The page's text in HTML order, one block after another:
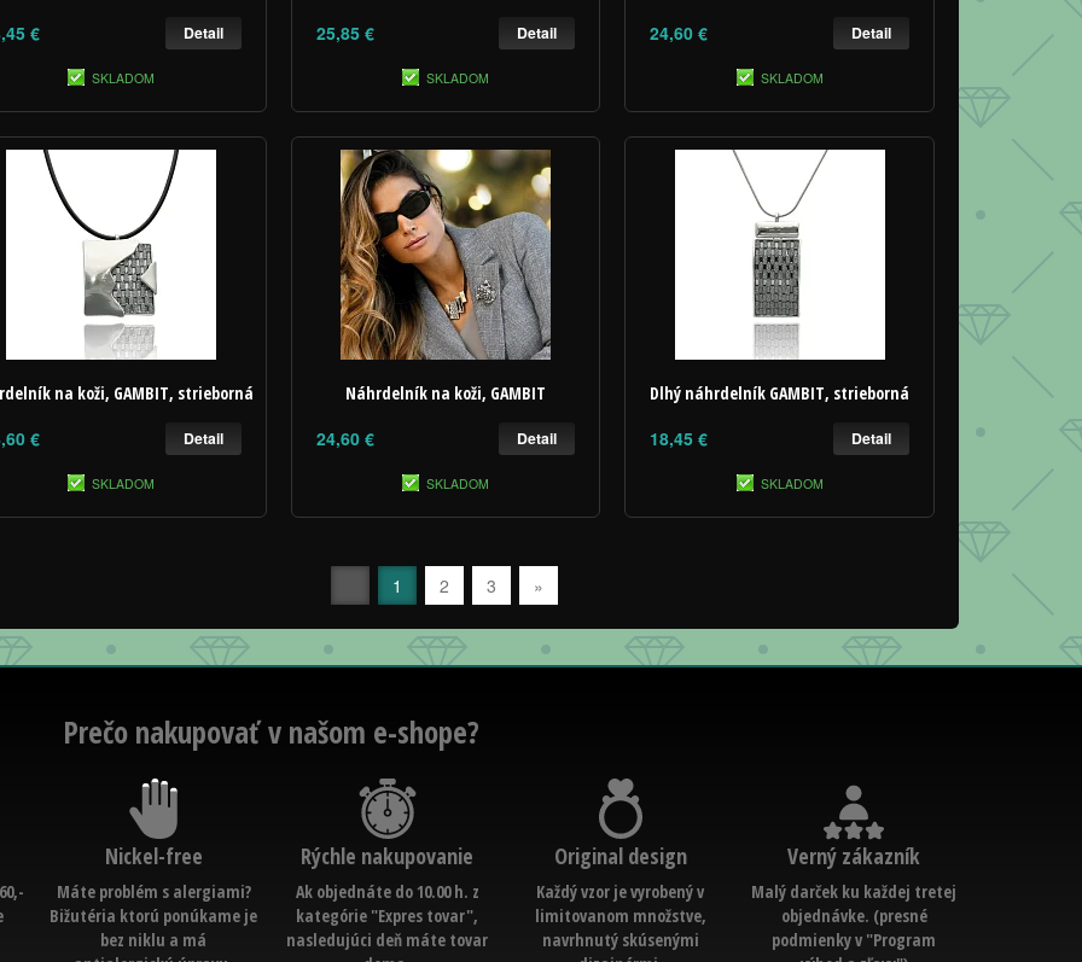
€ Detail
SKLADOM
25,85 € Detail
SKLADOM
24,60 € Detail
SKLADOM
na koži, GAMBIT, strieborná
€ Detail
SKLADOM
Náhrdelník na koži, GAMBIT
24,60 € Detail
SKLADOM
Dlhý náhrdelník GAMBIT, strieborná
18,45 € Detail
SKLADOM
1 2 3 »
Prečo nakupovať v našom e-shope?
Nickel-free
Máte problém s alergiami?
Bižutéria ktorú ponúkame je
bez niklu a má
Rýchle nakupovanie
Ak objednáte do 10.00 h. z
kategórie "Expres tovar",
nasledujúci deň máte tovar
Original design
Každý vzor je vyrobený v
limitovanom množstve,
navrhnutý skúsenými
Verný zákazník
Malý darček ku každej tretej
objednávke. (presné
podmienky v "Program